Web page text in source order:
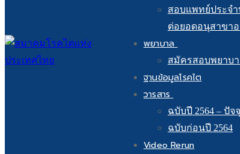
สอบแพทย์ประจ
ต่อยอดอนุสาขา
พยาบาล
สมัครสอบพยาบา
ฐานข้อมูลโรคไต
วารสาร
ฉบับปี 2564 – ปัจ
ฉบับก่อนปี 2564
Video Rerun